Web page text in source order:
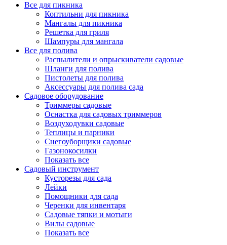
Все для пикника
Коптильни для пикника
Мангалы для пикника
Решетка для гриля
Шампуры для мангала
Все для полива
Распылители и опрыскиватели садовые
Шланги для полива
Пистолеты для полива
Аксессуары для полива сада
Садовое оборудование
Триммеры садовые
Оснастка для садовых триммеров
Воздуходувки садовые
Теплицы и парники
Снегоуборщики садовые
Газонокосилки
Показать все
Садовый инструмент
Кусторезы для сада
Лейки
Помощники для сада
Черенки для инвентаря
Садовые тяпки и мотыги
Вилы садовые
Показать все